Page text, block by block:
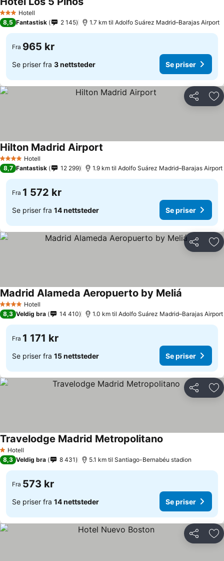
3 StjernerHotell
Se priser
8,5 Fantastisk 2 145 1.7 km til Adolfo Suárez Madrid–Barajas Airport
Fra 965 kr
Se priser fra 3 nettsteder Se priser
Del
4 StjernerHotell
Hilton Madrid Airport
8,7 Fantastisk 12 299 1.9 km til Adolfo Suárez Madrid–Barajas Airport
Fra 1 572 kr
Se priser fra 14 nettsteder Se priser
Del
4 StjernerHotell
Madrid Alameda Aeropuerto by Meliá
8,3 Veldig bra 14 410 1.0 km til Adolfo Suárez Madrid–Barajas Airport
Fra 1 171 kr
Se priser fra 15 nettsteder Se priser
Del
1 Stjerner
Hotell
Travelodge Madrid Metropolitano
8,3 Veldig bra 8 431 5.1 km til Santiago-Bernabéu stadion
Fra 573 kr
Se priser fra 14 nettsteder Se priser
Del